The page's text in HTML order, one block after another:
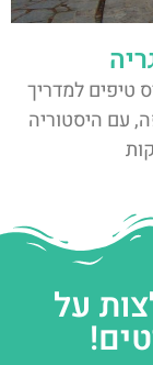
טיפים למדריך
עם היסטוריה
על